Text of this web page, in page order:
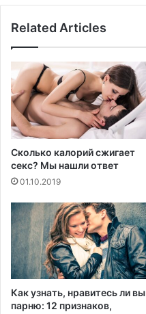
в
в
а
н
н
е
д
о
с
а
т
м
о
в
а
с
о
м
г
у
т
п
о
п
л
т
и
Related Articles
Сколько калорий сжигает
секс? Мы нашли ответ
01.10.2019
Как узнать, нравитесь ли вы
парню: 12 признаков,